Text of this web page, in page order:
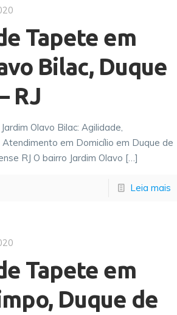
Tapete em
Bilac, Duque
RJ
Olavo Bilac: Agilidade,
em Domicílio em Duque de
RJ O bairro Jardim Olavo […]
Leia mais
Tapete em
Duque de